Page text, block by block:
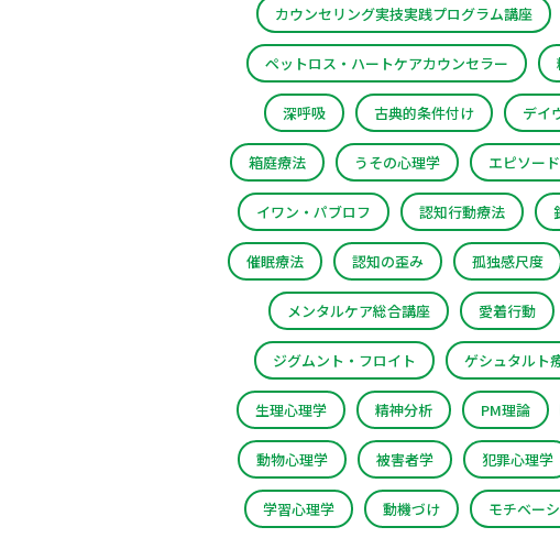
カウンセリング実技実践プログラム講座
ペットロス・ハートケアカウンセラー
深呼吸 古典的条件付け デイ
箱庭療法 うその心理学 エピソー
イワン・パブロフ 認知行動療法
催眠療法 認知の歪み 孤独感尺度
メンタルケア総合講座 愛着行動
ジグムント・フロイト ゲシュタルト
生理心理学 精神分析 PM理論
動物心理学 被害者学 犯罪心理学
学習心理学 動機づけ モチベー